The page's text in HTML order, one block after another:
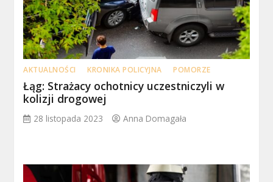
AKTUALNOŚCI KRONIKA POLICYJNA POMORZE
Łąg: Strażacy ochotnicy uczestniczyli w
kolizji drogowej
28 listopada 2023 Anna Domagała